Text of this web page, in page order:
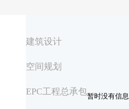
建筑设计
空间规划
EPC工程总承包暂时没有信息